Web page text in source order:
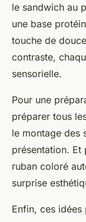
le sandwich au
une base
touche de
contraste,
sensorielle.
Pour une
préparer tous
le montage des
présentation. Et
ruban coloré
surprise
Enfin, ces